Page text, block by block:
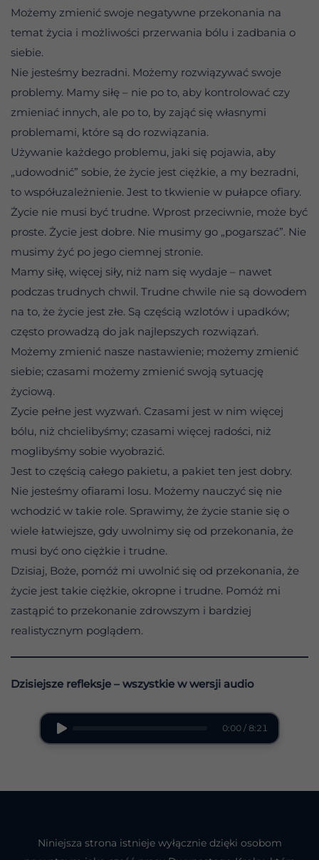
Możemy zmienić swoje negatywne przekonania na
temat życia i możliwości przerwania bólu i zadbania o
siebie.
Nie jesteśmy bezradni. Możemy rozwiązywać swoje
problemy. Mamy siłę – nie po to, aby kontrolować czy
zmieniać innych, ale po to, by zająć się własnymi
problemami, które są do rozwiązania.
Używanie każdego problemu, jaki się pojawia, aby
„udowodnić” sobie, że życie jest ciężkie, a my bezradni,
to współuzależnienie. Jest to tkwienie w pułapce ofiary.
Życie nie musi być trudne. Wprost przeciwnie, może być
proste. Życie jest dobre. Nie musimy go „pogarszać”. Nie
musimy żyć po jego ciemnej stronie.
Mamy siłę, więcej siły, niż nam się wydaje – nawet
podczas trudnych chwil. Trudne chwile nie są dowodem
na to, że życie jest złe. Są częścią wzlotów i upadków;
często prowadzą do jak najlepszych rozwiązań.
Możemy zmienić nasze nastawienie; możemy zmienić
siebie; czasami możemy zmienić swoją sytuację
życiową.
Zycie pełne jest wyzwań. Czasami jest w nim więcej
bólu, niż chcielibyśmy; czasami więcej radości, niż
moglibyśmy sobie wyobrazić.
Jest to częścią całego pakietu, a pakiet ten jest dobry.
Nie jesteśmy ofiarami losu. Możemy nauczyć się nie
wchodzić w takie role. Sprawimy, że życie stanie się o
wiele łatwiejsze, gdy uwolnimy się od przekonania, że
musi być ono ciężkie i trudne.
Dzisiaj, Boże, pomóż mi uwolnić się od przekonania, że
życie jest takie ciężkie, okropne i trudne. Pomóż mi
zastąpić to przekonanie zdrowszym i bardziej
realistycznym poglądem.
Dzisiejsze refleksje – wszystkie w wersji audio
0:00 / 8:21
Niniejsza strona istnieje wyłącznie dzięki osobom